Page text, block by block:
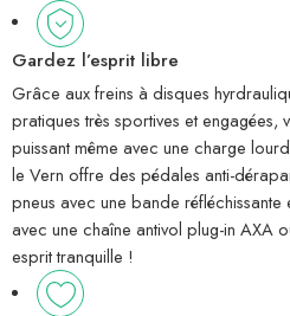
Gardez l’esprit libre
Grâce aux freins à disques
pratiques très sportives et engagées,
puissant même avec une charge
le Vern offre des pédales anti-
pneus avec une bande
avec une chaîne antivol plug-in AXA
esprit tranquille !